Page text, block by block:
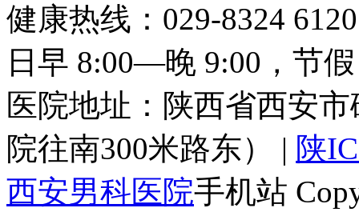
健康热线：029-8324
日早 8:00—晚 9:00，节
医院地址：陕西省西安
院往南300米路东） | 陕
西安男科医院手机站